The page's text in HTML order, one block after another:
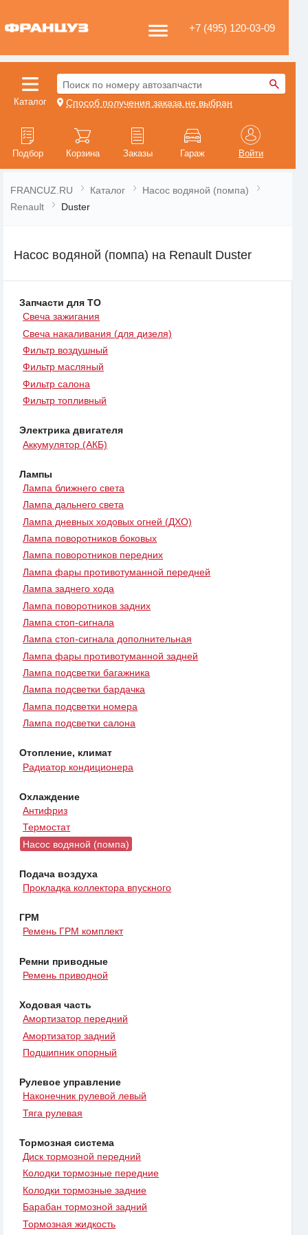
+7 (495) 120-03-09
Каталог
Поиск по номеру автозапчасти
Способ получения заказа не выбран
Подбор Корзина Заказы Гараж Войти
FRANCUZ.RU Каталог
Насос водяной (помпа)
Renault
Duster
Насос водяной (помпа) на Renault Duster
Запчасти для ТО
Свеча зажигания
Свеча накаливания (для дизеля)
Фильтр воздушный
Фильтр масляный
Фильтр салона
Фильтр топливный
Электрика двигателя
Аккумулятор (АКБ)
Лампы
Лампа ближнего света
Лампа дальнего света
Лампа дневных ходовых огней (ДХО)
Лампа поворотников боковых
Лампа поворотников передних
Лампа фары противотуманной передней
Лампа заднего хода
Лампа поворотников задних
Лампа стоп-сигнала
Лампа стоп-сигнала дополнительная
Лампа фары противотуманной задней
Лампа подсветки багажника
Лампа подсветки бардачка
Лампа подсветки номера
Лампа подсветки салона
Отопление, климат
Радиатор кондиционера
Охлаждение
Антифриз
Термостат
Насос водяной (помпа)
Подача воздуха
Прокладка коллектора впускного
ГРМ
Ремень ГРМ комплект
Ремни приводные
Ремень приводной
Ходовая часть
Амортизатор передний
Амортизатор задний
Подшипник опорный
Рулевое управление
Наконечник рулевой левый
Тяга рулевая
Тормозная система
Диск тормозной передний
Колодки тормозные передние
Колодки тормозные задние
Барабан тормозной задний
Тормозная жидкость